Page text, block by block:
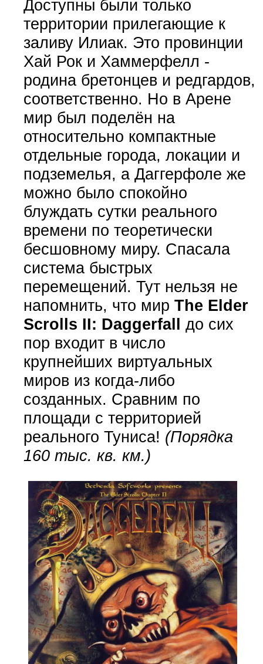
Доступны были только
территории прилегающие к
заливу Илиак. Это провинции
Хай Рок и Хаммерфелл -
родина бретонцев и редгардов,
соответственно. Но в Арене
мир был поделён на
относительно компактные
отдельные города, локации и
подземелья, а Даггерфоле же
можно было спокойно
блуждать сутки реального
времени по теоретически
бесшовному миру. Спасала
система быстрых
перемещений. Тут нельзя не
напомнить, что мир The Elder
Scrolls II: Daggerfall до сих
пор входит в число
крупнейших виртуальных
миров из когда-либо
созданных. Сравним по
площади с территорией
реального Туниса! (Порядка
160 тыс. кв. км.)